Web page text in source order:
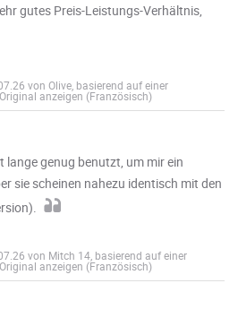
gutes Preis-Leistungs-Verhältnis,
von Olive, basierend auf einer
Original anzeigen (Französisch)
lange genug benutzt, um mir ein
sie scheinen nahezu identisch mit den
von Mitch 14, basierend auf einer
Original anzeigen (Französisch)